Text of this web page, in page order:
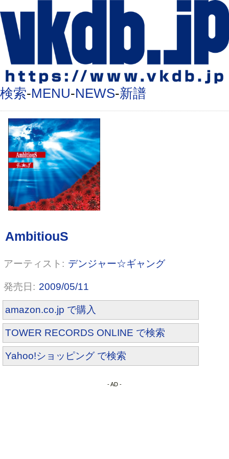
検索-MENU-NEWS-新譜
AmbitiouS
デンジャー☆ギャング
2009/05/11
amazon.co.jp で購入
TOWER RECORDS ONLINE で検索
Yahoo!ショッピング で検索
- AD -